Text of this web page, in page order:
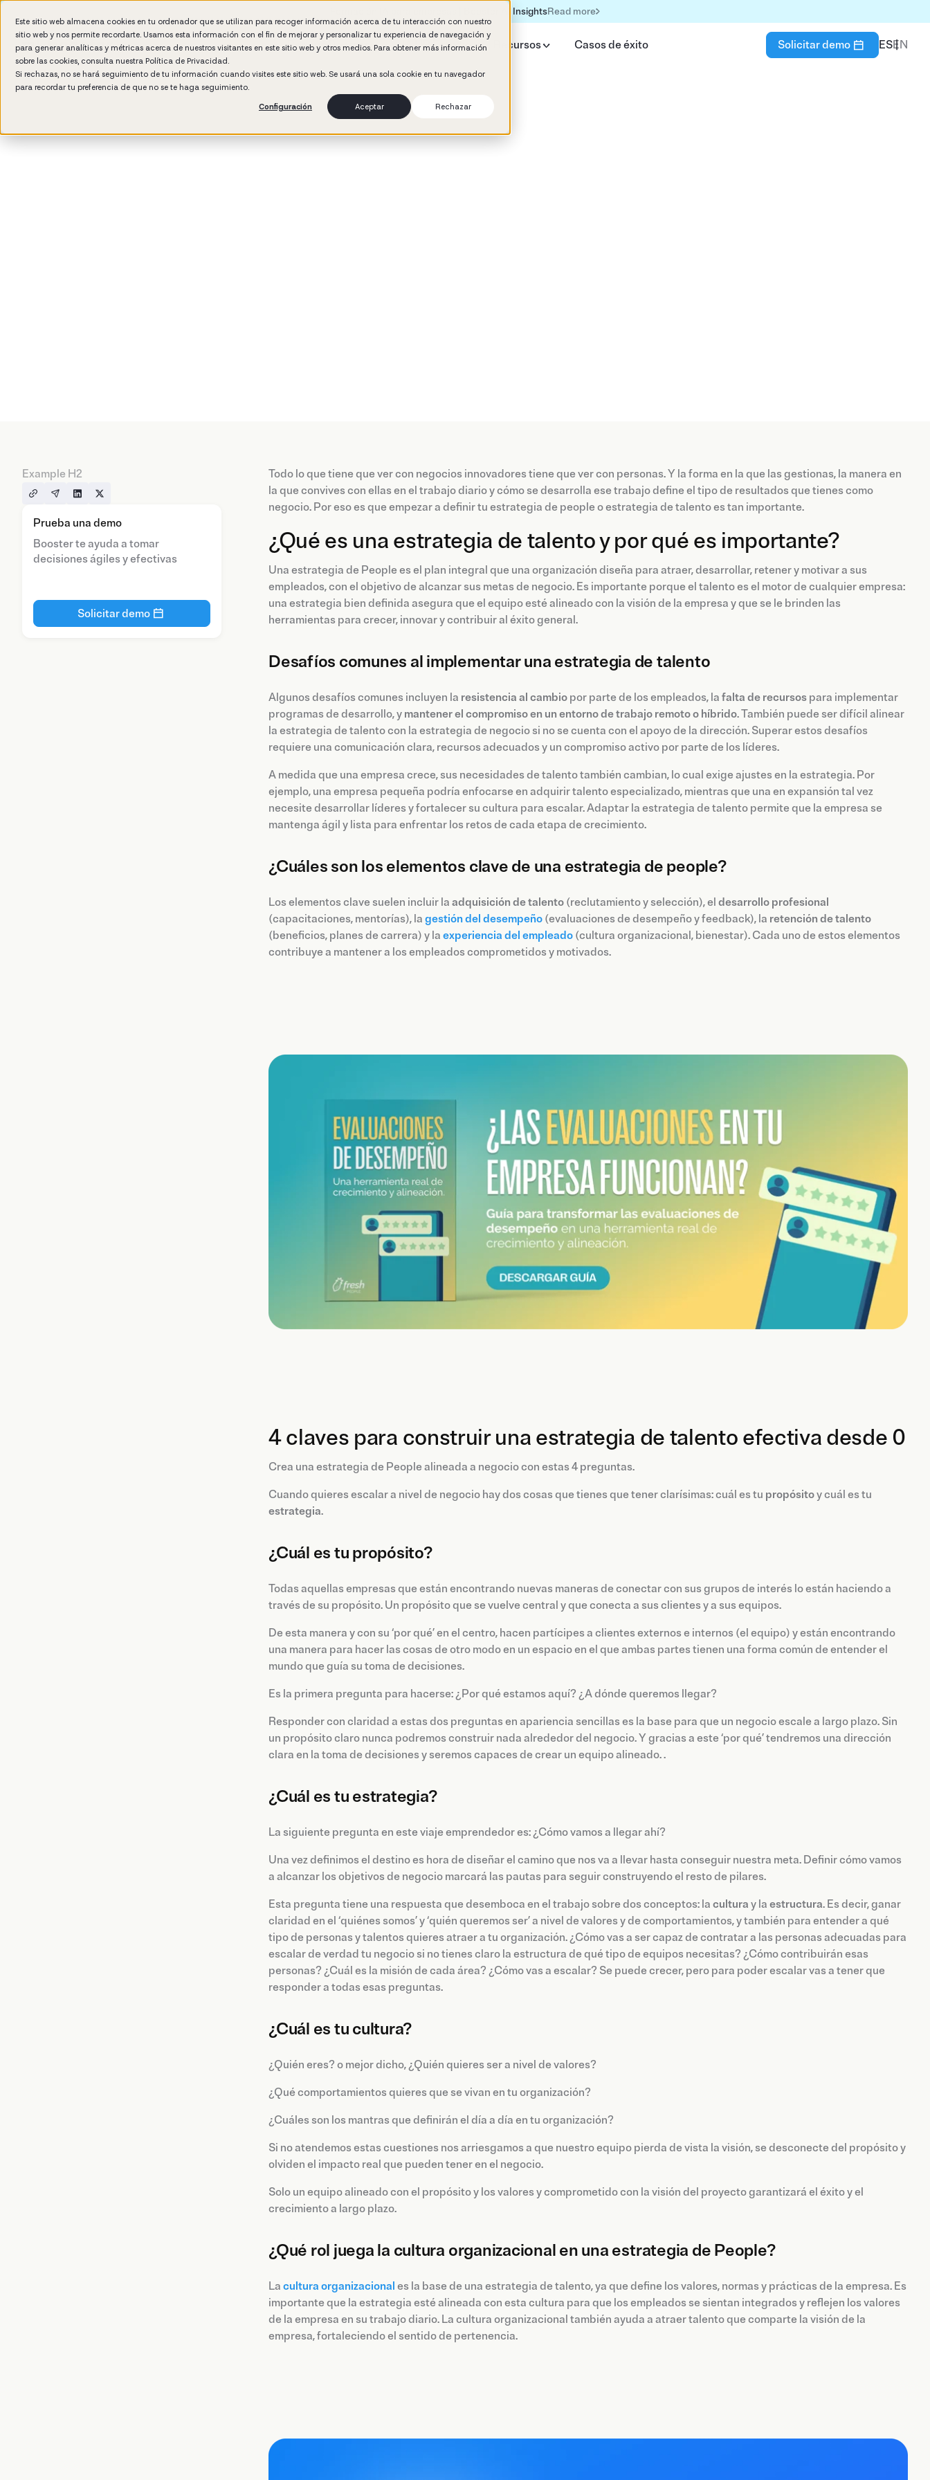
Este sitio web almacena cookies en tu ordenador que se utilizan para recoger información acerca de tu interacción con nuestro
sitio web y nos permite recordarte. Usamos esta información con el fin de mejorar y personalizar tu experiencia de navegación y
para generar analíticas y métricas acerca de nuestros visitantes en este sitio web y otros medios. Para obtener más información
sobre las cookies, consulta nuestra Política de Privacidad.
Si rechazas, no se hará seguimiento de tu información cuando visites este sitio web. Se usará una sola cookie en tu navegador
para recordar tu preferencia de que no se te haga seguimiento.
Configuración
Aceptar Rechazar
Formación IA para empresas | Booster AI InsightsRead more
Por qué Booster IA HR Estudio Recursos Casos de éxito Solicitar demo ESEN
Example H2
Prueba una demo
Booster te ayuda a tomar
decisiones ágiles y efectivas
Solicitar demo
Todo lo que tiene que ver con negocios innovadores tiene que ver con personas. Y la forma en la que las gestionas, la manera en
la que convives con ellas en el trabajo diario y cómo se desarrolla ese trabajo define el tipo de resultados que tienes como
negocio. Por eso es que empezar a definir tu estrategia de people o estrategia de talento es tan importante.
¿Qué es una estrategia de talento y por qué es importante?
Una estrategia de People es el plan integral que una organización diseña para atraer, desarrollar, retener y motivar a sus
empleados, con el objetivo de alcanzar sus metas de negocio. Es importante porque el talento es el motor de cualquier empresa:
una estrategia bien definida asegura que el equipo esté alineado con la visión de la empresa y que se le brinden las
herramientas para crecer, innovar y contribuir al éxito general.
Desafíos comunes al implementar una estrategia de talento
Algunos desafíos comunes incluyen la resistencia al cambio por parte de los empleados, la falta de recursos para implementar
programas de desarrollo, y mantener el compromiso en un entorno de trabajo remoto o híbrido. También puede ser difícil alinear
la estrategia de talento con la estrategia de negocio si no se cuenta con el apoyo de la dirección. Superar estos desafíos
requiere una comunicación clara, recursos adecuados y un compromiso activo por parte de los líderes.
A medida que una empresa crece, sus necesidades de talento también cambian, lo cual exige ajustes en la estrategia. Por
ejemplo, una empresa pequeña podría enfocarse en adquirir talento especializado, mientras que una en expansión tal vez
necesite desarrollar líderes y fortalecer su cultura para escalar. Adaptar la estrategia de talento permite que la empresa se
mantenga ágil y lista para enfrentar los retos de cada etapa de crecimiento.
¿Cuáles son los elementos clave de una estrategia de people?
Los elementos clave suelen incluir la adquisición de talento (reclutamiento y selección), el desarrollo profesional
(capacitaciones, mentorías), la gestión del desempeño (evaluaciones de desempeño y feedback), la retención de talento
(beneficios, planes de carrera) y la experiencia del empleado (cultura organizacional, bienestar). Cada uno de estos elementos
contribuye a mantener a los empleados comprometidos y motivados.
4 claves para construir una estrategia de talento efectiva desde 0
Crea una estrategia de People alineada a negocio con estas 4 preguntas.
Cuando quieres escalar a nivel de negocio hay dos cosas que tienes que tener clarísimas: cuál es tu propósitoy cuál es tu
estrategia.
¿Cuál es tu propósito?
Todas aquellas empresas que están encontrando nuevas maneras de conectar con sus grupos de interés lo están haciendo a
través de su propósito. Un propósito que se vuelve central y que conecta a sus clientes y a sus equipos.
De esta manera y con su ‘por qué’ en el centro, hacen partícipes a clientes externos e internos (el equipo) y están encontrando
una manera para hacer las cosas de otro modo en un espacio en el que ambas partes tienen una forma común de entender el
mundo que guía su toma de decisiones.
Es la primera pregunta para hacerse: ¿Por qué estamos aquí? ¿A dónde queremos llegar?
Responder con claridad a estas dos preguntas en apariencia sencillas es la base para que un negocio escale a largo plazo. Sin
un propósito claro nunca podremos construir nada alrededor del negocio. Y gracias a este ‘por qué’ tendremos una dirección
clara en la toma de decisiones y seremos capaces de crear un equipo alineado. .
¿Cuál es tu estrategia?
La siguiente pregunta en este viaje emprendedor es: ¿Cómo vamos a llegar ahí?
Una vez definimos el destino es hora de diseñar el camino que nos va a llevar hasta conseguir nuestra meta. Definir cómo vamos
a alcanzar los objetivos de negocio marcará las pautas para seguir construyendo el resto de pilares.‍
Esta pregunta tiene una respuesta que desemboca en el trabajo sobre dos conceptos: la cultura y la estructura. Es decir, ganar
claridad en el ‘quiénes somos’ y ‘quién queremos ser’ a nivel de valores y de comportamientos, y también para entender a qué
tipo de personas y talentos quieres atraer a tu organización.¿Cómo vas a ser capaz de contratar a las personas adecuadas para
escalar de verdad tu negocio si no tienes claro la estructura de qué tipo de equipos necesitas? ¿Cómo contribuirán esas
personas? ¿Cuál es la misión de cada área? ¿Cómo vas a escalar? Se puede crecer, pero para poder escalar vas a tener que
responder a todas esas preguntas.
¿Cuál es tu cultura?
¿Quién eres? o mejor dicho, ¿Quién quieres ser a nivel de valores?
¿Qué comportamientos quieres que se vivan en tu organización?
¿Cuáles son los mantras que definirán el día a día en tu organización?
Si no atendemos estas cuestiones nos arriesgamos a que nuestro equipo pierda de vista la visión, se desconecte del propósito y
olviden el impacto real que pueden tener en el negocio.
Solo un equipo alineado con el propósito y los valores y comprometido con la visión del proyecto garantizará el éxito y el
crecimiento a largo plazo.
¿Qué rol juega la cultura organizacional en una estrategia de People?
La cultura organizacional es la base de una estrategia de talento, ya que define los valores, normas y prácticas de la empresa. Es
importante que la estrategia esté alineada con esta cultura para que los empleados se sientan integrados y reflejen los valores
de la empresa en su trabajo diario. La cultura organizacional también ayuda a atraer talento que comparte la visión de la
empresa, fortaleciendo el sentido de pertenencia.